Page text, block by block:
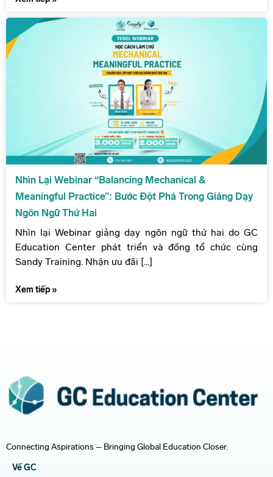
Nhìn Lại Webinar “Balancing Mechanical &
Meaningful Practice”: Bước Đột Phá Trong Giảng Dạy
Ngôn Ngữ Thứ Hai
Nhìn lại Webinar giảng dạy ngôn ngữ thứ hai do GC
Education Center phát triển và đồng tổ chức cùng
Sandy Training. Nhận ưu đãi [...]
Xem tiếp »
Connecting Aspirations – Bringing Global Education Closer.
Về GC